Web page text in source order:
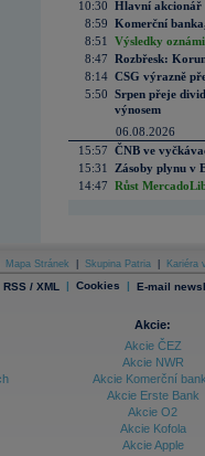
10:30 Hlavní akcionář
8:59 Komerční
8:51
Výsledky
8:47 Rozbřesk:
8:14 CSG výrazně
5:50 Srpen přeje
výnosem
06.08.2026
15:57 ČNB ve
15:31
Zásoby plynu v
14:47 Růst
Mapa Stránek Skupina Patria Kariéra
RSS / XML | Cookies | E-mail
Akcie:
Akcie ČEZ
Akcie NWR
Akcie Komerční
Akcie Erste Bank
Akcie O2
Akcie Kofola
Akcie Apple